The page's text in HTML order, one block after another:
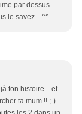
par dessus
le savez... ^^
ton histoire... et
ta mum !! ;-)